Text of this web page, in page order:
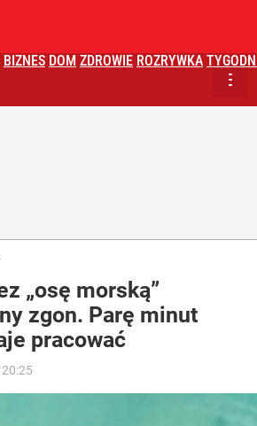
BIZNES DOM ZDROWIE ROZRYWKA
„osę morską”
zgon. Parę minut
pracować
20:25